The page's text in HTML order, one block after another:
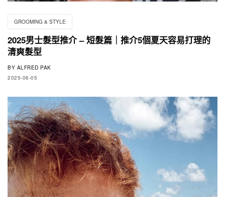
GROOMING & STYLE
2025男士髮型推介 – 短髮篇｜推介5個夏天容易打理的
清爽髮型
BY ALFRED PAK
2025-06-05